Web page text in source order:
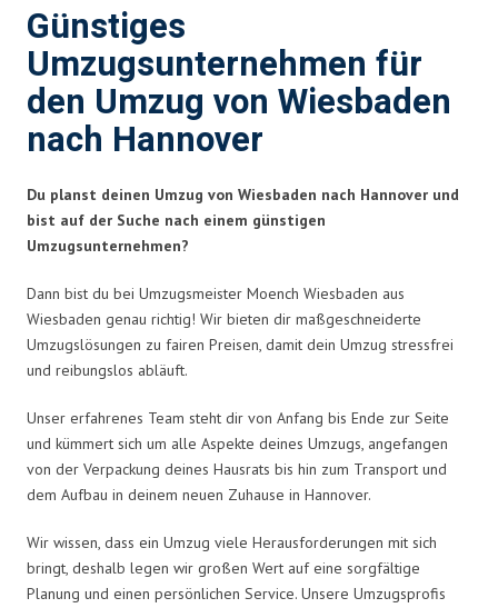
Günstiges
Umzugsunternehmen für
den Umzug von Wiesbaden
nach Hannover
Du planst deinen Umzug von Wiesbaden nach Hannover und
bist auf der Suche nach einem günstigen
Umzugsunternehmen?
Dann bist du bei Umzugsmeister Moench Wiesbaden aus
Wiesbaden genau richtig! Wir bieten dir maßgeschneiderte
Umzugslösungen zu fairen Preisen, damit dein Umzug stressfrei
und reibungslos abläuft.
Unser erfahrenes Team steht dir von Anfang bis Ende zur Seite
und kümmert sich um alle Aspekte deines Umzugs, angefangen
von der Verpackung deines Hausrats bis hin zum Transport und
dem Aufbau in deinem neuen Zuhause in Hannover.
Wir wissen, dass ein Umzug viele Herausforderungen mit sich
bringt, deshalb legen wir großen Wert auf eine sorgfältige
Planung und einen persönlichen Service. Unsere Umzugsprofis